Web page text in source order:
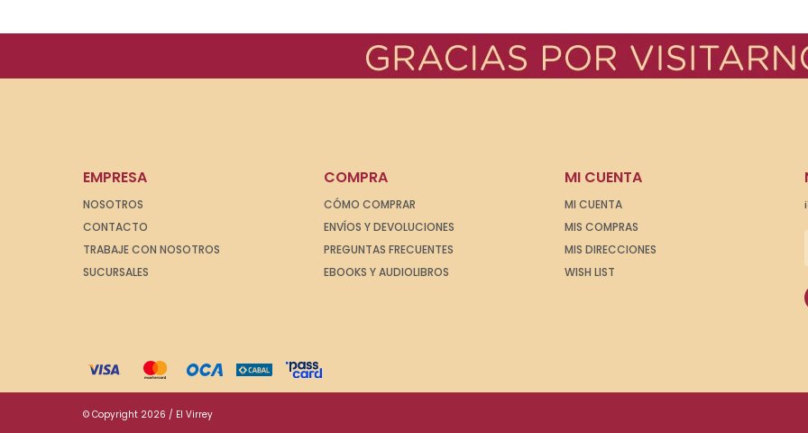
EMPRESA
NOSOTROS
CONTACTO
TRABAJE CON NOSOTROS
SUCURSALES
COMPRA
CÓMO COMPRAR
ENVÍOS Y DEVOLUCIONES
PREGUNTAS FRECUENTES
EBOOKS Y AUDIOLIBROS
MI CUENTA
MI CUENTA
MIS COMPRAS
MIS DIRECCIONES
WISH LIST
© Copyright 2026 / El Virrey